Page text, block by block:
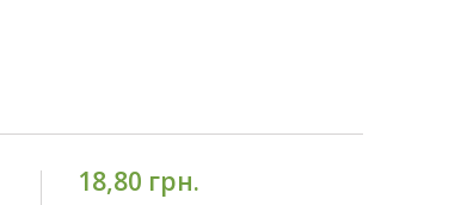
18,80 грн.